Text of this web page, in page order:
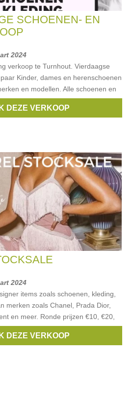
SCHOENEN- EN
2024
verkoop te Turnhout. Vierdaagse
Kinder, dames en herenschoenen
en modellen. Alle schoenen en
Pepe Jeans,O'Neill,
DEZE VERKOOP
2024
items zoals schoenen, kleding,
merken zoals Chanel, Prada Dior,
en meer. Ronde prijzen €10, €20,
,Miu Miu,Chanel
DEZE VERKOOP